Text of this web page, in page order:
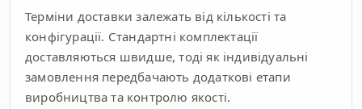
Терміни доставки залежать від кількості та
конфігурації. Стандартні комплектації
доставляються швидше, тоді як індивідуальні
замовлення передбачають додаткові етапи
виробництва та контролю якості.